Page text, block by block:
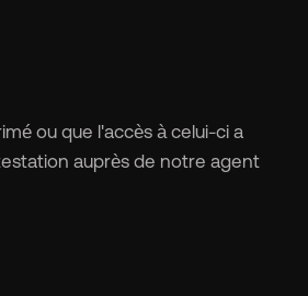
ou que l'accès à celui-ci a
auprès de notre agent